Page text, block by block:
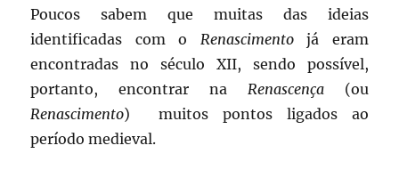
Poucos sabem que muitas das ideias
identificadas com o Renascimentojá eram
encontradas no século XII, sendo possível,
portanto, encontrar na Renascença(ou
Renascimento) muitos pontos ligados ao
período medieval.